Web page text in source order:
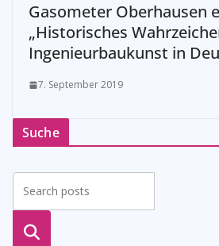
Gasometer Oberhausen
„Historisches
Ingenieurbaukunst in
7. September 2019
Suche
suche